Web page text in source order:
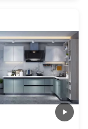
cabinet, drawer ...